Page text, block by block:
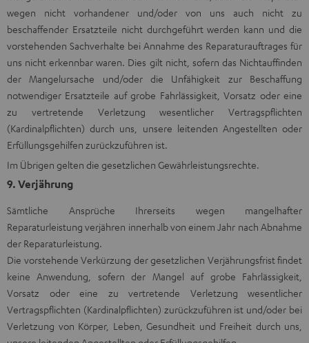
wegen nicht vorhandener und/oder von uns auch nicht zu
beschaffender Ersatzteile nicht durchgeführt werden kann und die
vorstehenden Sachverhalte bei Annahme des Reparaturauftrages für
uns nicht erkennbar waren. Dies gilt nicht, sofern das Nichtauffinden
der Mangelursache und/oder die Unfähigkeit zur Beschaffung
notwendiger Ersatzteile auf grobe Fahrlässigkeit, Vorsatz oder eine
zu vertretende Verletzung wesentlicher Vertragspflichten
(Kardinalpflichten) durch uns, unsere leitenden Angestellten oder
Erfüllungsgehilfen zurückzuführen ist.
Im Übrigen gelten die gesetzlichen Gewährleistungsrechte.
9. Verjährung
Sämtliche Ansprüche Ihrerseits wegen mangelhafter
Reparaturleistung verjähren innerhalb von einem Jahr nach Abnahme
der Reparaturleistung.
Die vorstehende Verkürzung der gesetzlichen Verjährungsfrist findet
keine Anwendung, sofern der Mangel auf grobe Fahrlässigkeit,
Vorsatz oder eine zu vertretende Verletzung wesentlicher
Vertragspflichten (Kardinalpflichten) zurückzuführen ist und/oder bei
Verletzung von Körper, Leben, Gesundheit und Freiheit durch uns,